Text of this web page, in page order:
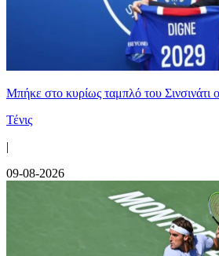
Mπήκε στο κυρίως ταμπλό του Σινσινάτι
Τένις
|
09-08-2026